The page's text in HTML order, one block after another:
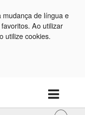
mudança de língua e
Ao utilizar
utilize cookies.